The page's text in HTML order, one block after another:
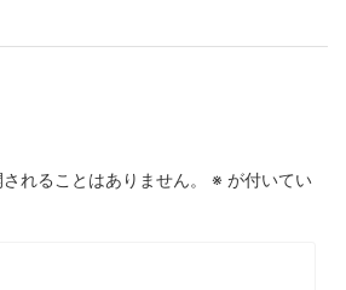
れることはありません。 ※ が付いてい